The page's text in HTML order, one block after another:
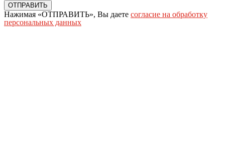
ОТПРАВИТЬ
Нажимая «ОТПРАВИТЬ», Вы даете согласие на обработку
персональных данных